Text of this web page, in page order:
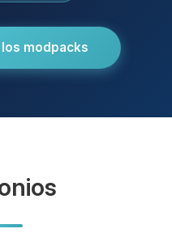
modpacks